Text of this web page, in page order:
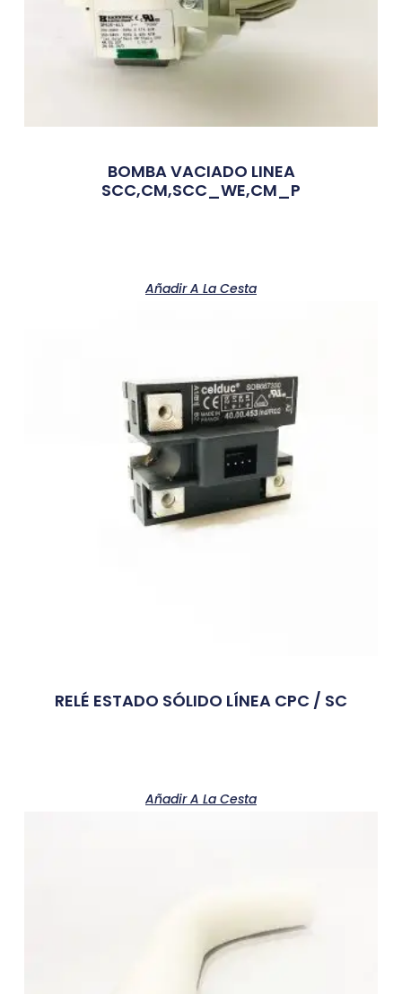
BOMBA VACIADO LINEA
SCC,CM,SCC_WE,CM_P
Añadir A La Cesta
RELÉ ESTADO SÓLIDO LÍNEA CPC / SC
Añadir A La Cesta